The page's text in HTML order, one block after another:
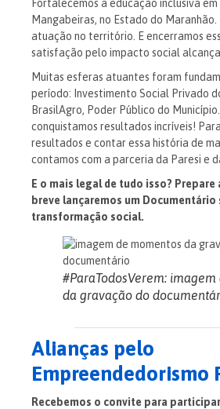
Fortalecemos a educação inclusiva em
Mangabeiras, no Estado do Maranhão.
atuação no território. E encerramos
satisfação pelo impacto social
Muitas esferas atuantes foram
período: Investimento Social Privado
BrasilAgro, Poder Público do
conquistamos resultados incríveis!
resultados e contar essa história de
contamos com a parceria da Paresi e
E o mais legal de tudo isso?
breve lançaremos um Documentário
transformação social.
#ParaTodosVerem:
da gravação do
Alianças pelo
Empreendedorismo
Recebemos o convite para